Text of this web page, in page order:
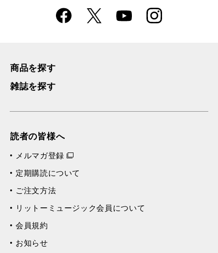
Faceboo
k
X YouTube Instagra
m
商品を探す
雑誌を探す
読者の皆様へ
メルマガ登録
定期購読について
ご注文方法
リットーミュージック会員について
会員規約
お知らせ